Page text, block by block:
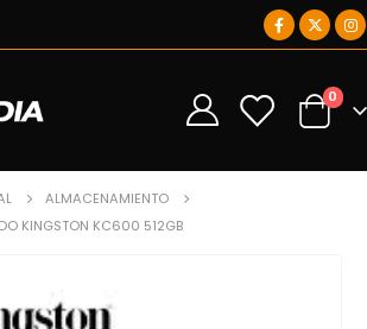
0 0
ALMACENAMIENTO
KINGSTON KC600 512GB